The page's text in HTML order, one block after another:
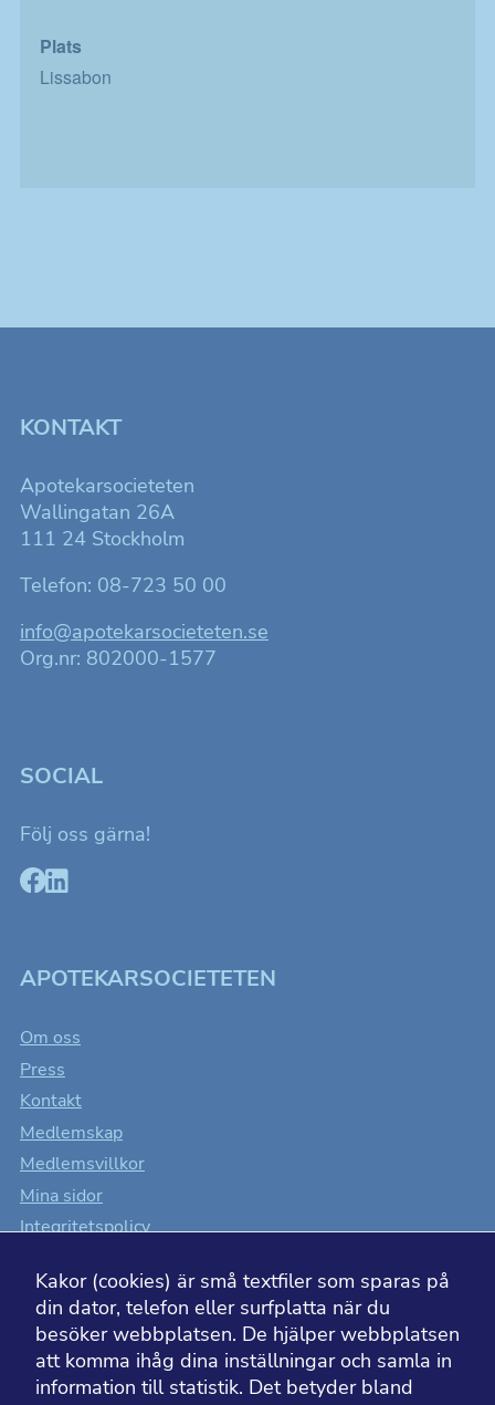
Plats
Lissabon
KONTAKT
Apotekarsocieteten
Wallingatan 26A
111 24 Stockholm
Telefon: 08-723 50 00
info@apotekarsocieteten.se
Org.nr: 802000-1577
SOCIAL
Följ oss gärna!
APOTEKARSOCIETETEN
Om oss
Press
Kontakt
Medlemskap
Medlemsvillkor
Mina sidor
Integritetspolicy
Tillgänglighet
Kakor (cookies) är små textfiler som sparas på
din dator, telefon eller surfplatta när du
besöker webbplatsen. De hjälper webbplatsen
att komma ihåg dina inställningar och samla in
information till statistik. Det betyder bland
Nödvändiga
Dessa kakor
går inte att
välja bort. De